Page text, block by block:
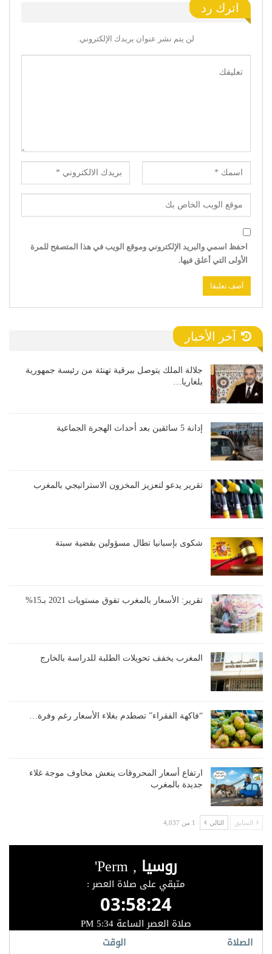
اترك رد
لن يتم نشر عنوان بريدك الإلكتروني.
احفظ اسمي والبريد الإلكتروني وموقع الويب في هذا المتصفح للمرة
الأولى التي أعلق فيها.
آخر الأخبار
جلالة الملك يتوصل ببرقية تهنئة من رئيسة جمهورية
بلغاريا…
إدانة 5 سائقين بعد أحداث الهجرة الجماعية
تقرير يدعو لتعزيز المخزون الاستراتيجي بالمغرب
شكوى بإسبانيا تطال مسؤولين بقضية سبتة
تقرير: الأسعار بالمغرب تفوق مستويات 2021 بـ15%
المغرب يخفف تحويلات الطلبة للدراسة بالخارج
“فاكهة الفقراء” تصطدم بغلاء الأسعار رغم وفرة…
ارتفاع أسعار المحروقات ينعش مخاوف موجة غلاء
جديدة بالمغرب
السابق التالي 1 من 4,037